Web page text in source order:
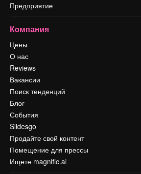
Предприятие
Компания
Цены
О нас
Reviews
Вакансии
Поиск тенденций
Блог
События
Slidesgo
Продайте свой контент
Помещение для прессы
Ищете magnific.ai